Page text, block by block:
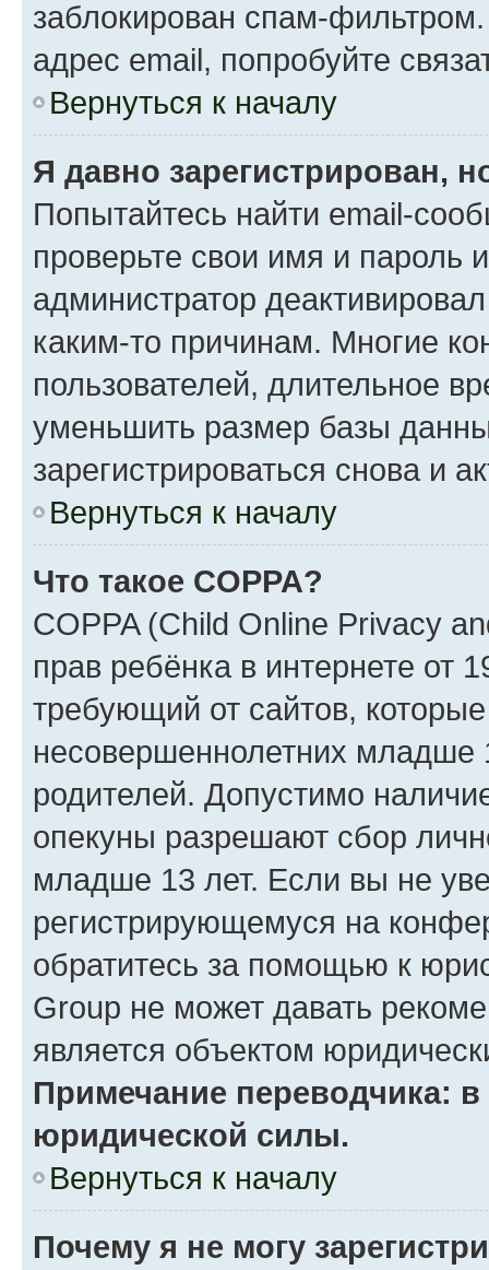
заблокирован спам-
адрес email, попробуйте
Вернуться к началу
Я давно зарегистрирован,
Попытайтесь найти email-
проверьте свои имя и пароль
администратор
каким-то причинам. Многие
пользователей, длительное
уменьшить размер базы
зарегистрироваться снова и
Вернуться к началу
Что такое COPPA?
COPPA (Child Online Privacy
прав ребёнка в интернете от
требующий от сайтов,
несовершеннолетних младше
родителей. Допустимо
опекуны разрешают сбор
младше 13 лет. Если вы не
регистрирующемуся на
обратитесь за помощью к
Group не может давать
является объектом
Примечание переводчика:
юридической силы.
Вернуться к началу
Почему я не могу